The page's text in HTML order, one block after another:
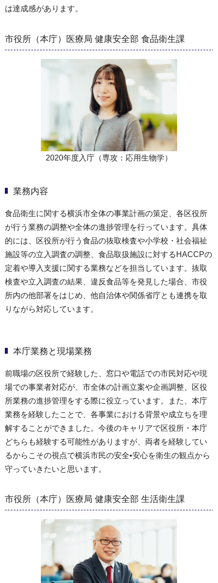
は達成感があります。
市役所（本庁）医療局 健康安全部 食品衛生課
2020年度入庁（専攻：応用生物学）
業務内容
食品衛生に関する横浜市全体の事業計画の策定、各区役所
が行う業務の調整や全体の進捗管理を行っています。具体
的には、区役所が行う食品の抜取検査や小学校・社会福祉
施設等の立入調査の調整、食品取扱施設に対するHACCPの
定着や導入支援に関する業務などを担当しています。抜取
検査や立入調査の結果、違反食品等を発見した場合、市役
所内の他部署をはじめ、他自治体や関係省庁とも連携を取
りながら対応しています。
本庁業務と現場業務
前職場の区役所で経験した、窓口や電話での市民対応や現
場での事業者対応が、市全体の計画立案や企画調整、区役
所業務の進捗管理をする際に役立っています。また、本庁
業務を経験したことで、各事業における背景や成立ちを理
解することができました。今後のキャリアで区役所・本庁
どちらも経験する可能性がありますが、両者を経験してい
るからこその視点で横浜市民の安全•安心を衛生の観点から
守っていきたいと思います。
市役所（本庁）医療局 健康安全部 生活衛生課